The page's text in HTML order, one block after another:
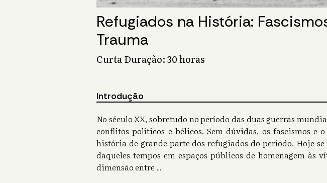
Refugiados na História:
Trauma
Curta Duração: 30 horas
Introdução
No século XX, sobretudo no período das duas guerras
conflitos políticos e bélicos. Sem dúvidas, os fascismos e
história de grande parte dos refugiados do período. Hoje
daqueles tempos em espaços públicos de homenagem às
dimensão entre ...